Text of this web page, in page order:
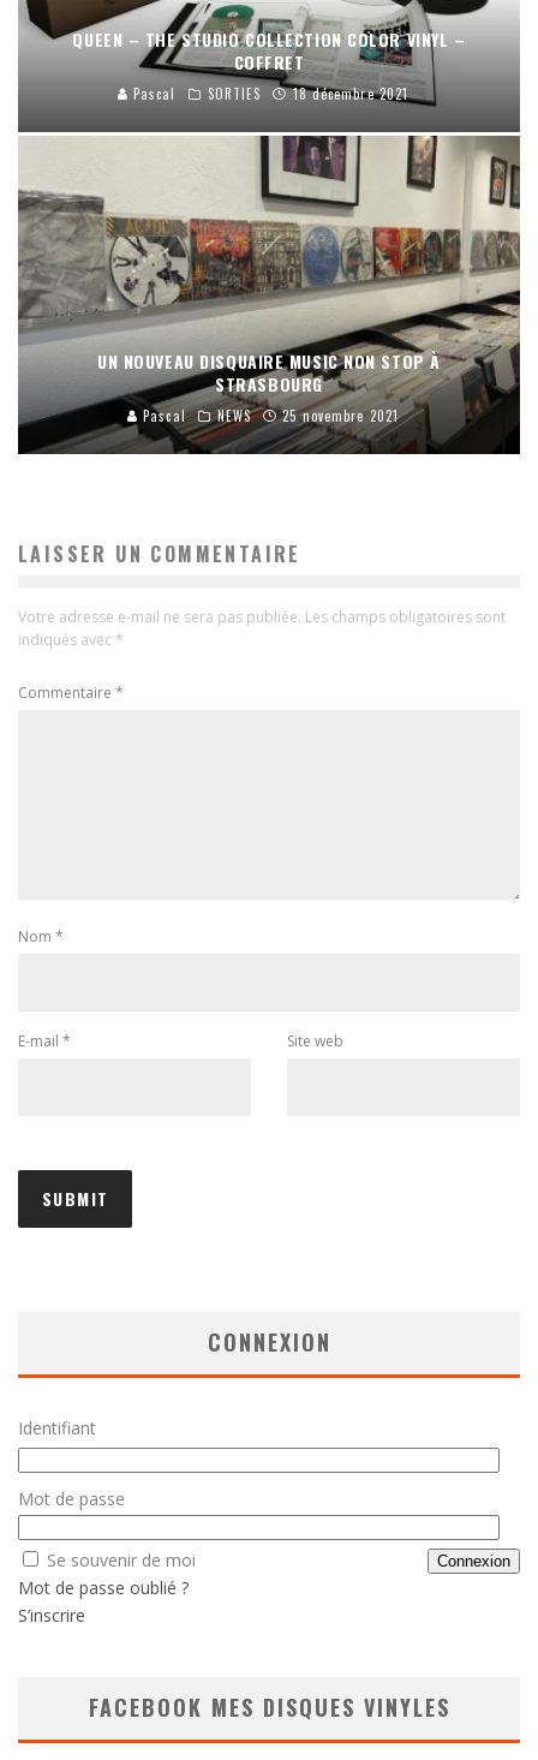
QUEEN – THE STUDIO COLLECTION COLOR VINYL –
COFFRET
Pascal SORTIES 18 décembre 2021
UN NOUVEAU DISQUAIRE MUSIC NON STOP À
STRASBOURG
Pascal NEWS 25 novembre 2021
LAISSER UN COMMENTAIRE
Votre adresse e-mail ne sera pas publiée. Les champs obligatoires sont
indiqués avec *
Commentaire *
Nom *
E-mail * Site web
CONNEXION
Identifiant
Mot de passe
Se souvenir de moi
Mot de passe oublié ?
S’inscrire
FACEBOOK MES DISQUES VINYLES